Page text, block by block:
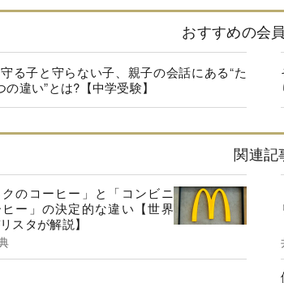
おすすめの会
る子と守らない子、親子の会話にある“た
の違い”とは?【中学受験】
関連記
クのコーヒー」と「コンビニ
ー」の決定的な違い【世界
スタが解説】